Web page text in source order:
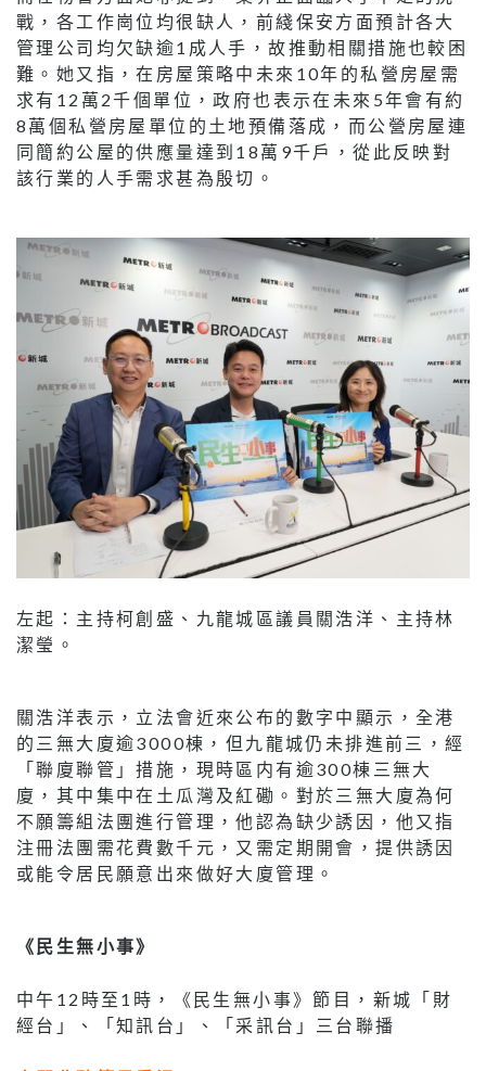
戰，各工作崗位均很缺人，前綫保安方面預計各大
管理公司均欠缺逾1成人手，故推動相關措施也較困
難。她又指，在房屋策略中未來10年的私營房屋需
求有12萬2千個單位，政府也表示在未來5年會有約
8萬個私營房屋單位的土地預備落成，而公營房屋連
同簡約公屋的供應量達到18萬9千戶，從此反映對
該行業的人手需求甚為殷切。
左起：主持柯創盛、九龍城區議員關浩洋、主持林
潔瑩。
關浩洋表示，立法會近來公布的數字中顯示，全港
的三無大廈逾3000棟，但九龍城仍未排進前三，經
「聯廈聯管」措施，現時區内有逾300棟三無大
廈，其中集中在土瓜灣及紅磡。對於三無大廈為何
不願籌組法團進行管理，他認為缺少誘因，他又指
注冊法團需花費數千元，又需定期開會，提供誘因
或能令居民願意出來做好大廈管理。
《民生無小事》
中午12時至1時，《民生無小事》節目，新城「財
經台」、「知訊台」、「采訊台」三台聯播